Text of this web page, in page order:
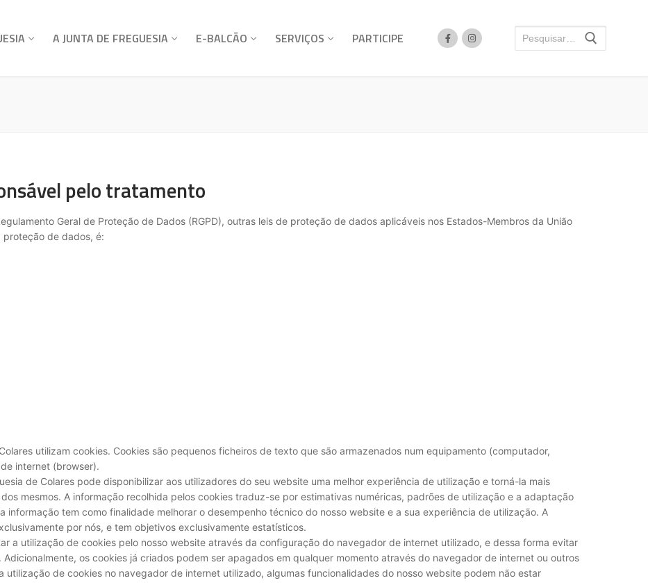
A JUNTA DE FREGUESIA E-BALCÃO SERVIÇOS PARTICIPE
pelo tratamento
Geral de Proteção de Dados (RGPD), outras leis de proteção de dados aplicáveis nos Estados-Membros da União
proteção de dados, é:
utilizam cookies. Cookies são pequenos ficheiros de texto que são armazenados num equipamento (computador,
internet (browser).
de Colares pode disponibilizar aos utilizadores do seu website uma melhor experiência de utilização e torná-la mais
mesmos. A informação recolhida pelos cookies traduz-se por estimativas numéricas, padrões de utilização e a adaptação
informação tem como finalidade melhorar o desempenho técnico do nosso website e a sua experiência de utilização. A
por nós, e tem objetivos exclusivamente estatísticos.
a utilização de cookies pelo nosso website através da configuração do navegador de internet utilizado, e dessa forma evitar
os cookies já criados podem ser apagados em qualquer momento através do navegador de internet ou outros
de cookies no navegador de internet utilizado, algumas funcionalidades do nosso website podem não estar